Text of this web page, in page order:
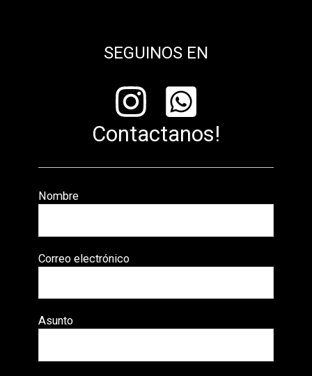
SEGUINOS EN
Contactanos!
Nombre
Correo electrónico
Asunto